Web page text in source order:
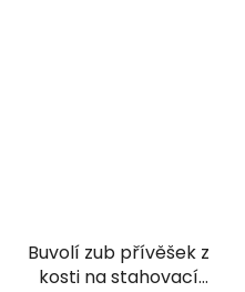
Buvolí zub přívěšek z
kosti na stahovací